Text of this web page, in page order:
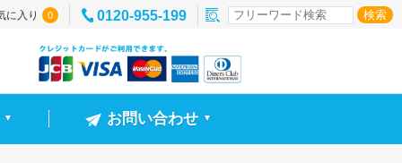
に入り 0 0120-955-199
▼ お問い合わせ ▼